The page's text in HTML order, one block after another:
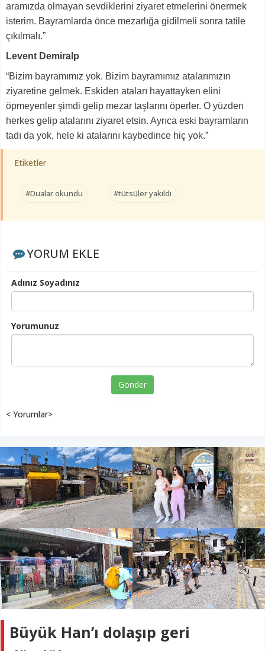
aramızda olmayan sevdiklerini ziyaret etmelerini önermek
isterim. Bayramlarda önce mezarlığa gidilmeli sonra tatile
çıkılmalı.”
Levent Demiralp
“Bizim bayramımız yok. Bizim bayramımız atalarımızın
ziyaretine gelmek. Eskiden ataları hayattayken elini
öpmeyenler şimdi gelip mezar taşlarını öperler. O yüzden
herkes gelip atalarını ziyaret etsin. Ayrıca eski bayramların
tadı da yok, hele ki atalarını kaybedince hiç yok.”
Etiketler
#Dualar okundu #tütsüler yakıldı
YORUM EKLE
Adınız Soyadınız
Yorumunuz
Gönder
< Yorumlar>
Büyük Han’ı dolaşıp geri